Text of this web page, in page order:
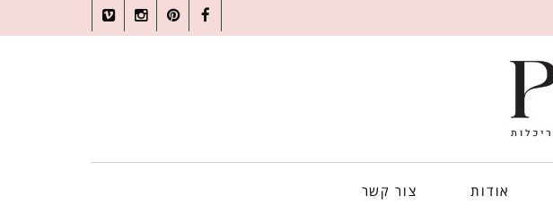
Facebook
Pinterest
Instagram
Vimeo
אודות צור קשר